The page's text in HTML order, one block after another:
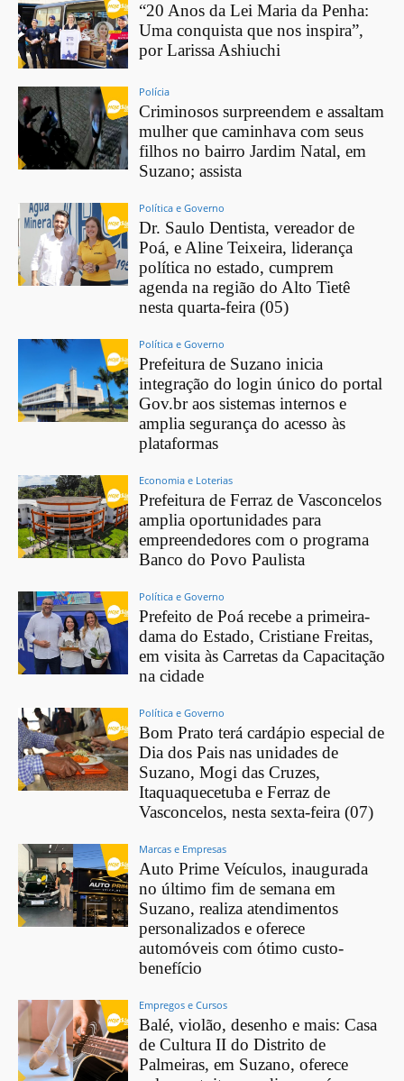
“20 Anos da Lei Maria da Penha:
Uma conquista que nos inspira”,
por Larissa Ashiuchi
Polícia
Criminosos surpreendem e assaltam
mulher que caminhava com seus
filhos no bairro Jardim Natal, em
Suzano; assista
Política e Governo
Dr. Saulo Dentista, vereador de
Poá, e Aline Teixeira, liderança
política no estado, cumprem
agenda na região do Alto Tietê
nesta quarta-feira (05)
Política e Governo
Prefeitura de Suzano inicia
integração do login único do portal
Gov.br aos sistemas internos e
amplia segurança do acesso às
plataformas
Economia e Loterias
Prefeitura de Ferraz de Vasconcelos
amplia oportunidades para
empreendedores com o programa
Banco do Povo Paulista
Política e Governo
Prefeito de Poá recebe a primeira-
dama do Estado, Cristiane Freitas,
em visita às Carretas da Capacitação
na cidade
Política e Governo
Bom Prato terá cardápio especial de
Dia dos Pais nas unidades de
Suzano, Mogi das Cruzes,
Itaquaquecetuba e Ferraz de
Vasconcelos, nesta sexta-feira (07)
Marcas e Empresas
Auto Prime Veículos, inaugurada
no último fim de semana em
Suzano, realiza atendimentos
personalizados e oferece
automóveis com ótimo custo-
benefício
Empregos e Cursos
Balé, violão, desenho e mais: Casa
de Cultura II do Distrito de
Palmeiras, em Suzano, oferece